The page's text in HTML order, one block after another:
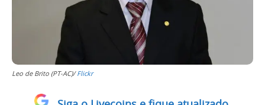
Leo de Brito (PT-AC)/Flickr